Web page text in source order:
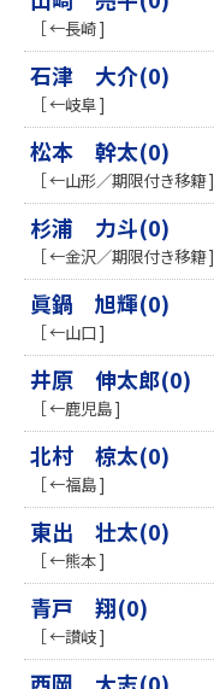
［ ←長崎 ]
石津 大介(0)
［ ←岐阜 ]
松本 幹太(0)
［ ←山形／期限付き移籍 ]
杉浦 力斗(0)
［ ←金沢／期限付き移籍 ]
眞鍋 旭輝(0)
［ ←山口 ]
井原 伸太郎(0)
［ ←鹿児島 ]
北村 椋太(0)
［ ←福島 ]
東出 壮太(0)
［ ←熊本 ]
青戸 翔(0)
［ ←讃岐 ]